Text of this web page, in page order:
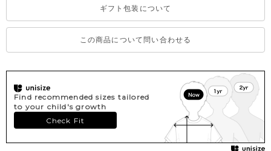
ギフト包装について
この商品について問い合わせる
Find recommended sizes tailored
to your child's growth
Check Fit